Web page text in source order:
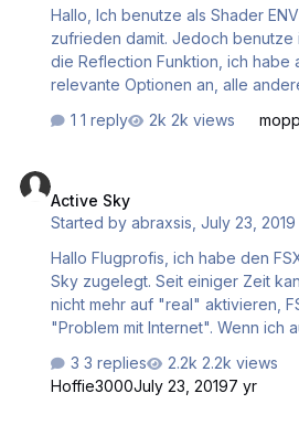
Hallo, Ich benutze als Shader ENVShade und bin auch
zufrieden damit. Jedoch benutze
die Reflection Funktion, ich habe
relevante Optionen an, alle anderen aus. Das
Tomatoshade deaktiviert,
trotz Tomatoshade (nur die
1 reply 2k views
Active Sky
Started byabraxsis ,July 23, 2019
Hallo Flugprofis, ich habe den FSX und habe mir Active
Sky zugelegt. Seit einiger Zeit
nicht mehr auf "real" aktivieren,
"Problem mit Internet". Wenn ich
nur kurz auf und dann schließt es
Auch habe ich das Problem, z.B.
3 replies
2.2k views
Hoffie3000July 23, 20197 yr